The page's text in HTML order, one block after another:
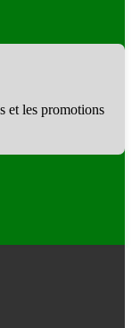
et les promotions